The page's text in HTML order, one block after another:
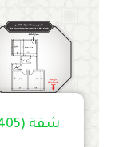
شقة E (405) – مشروع برج الظاهرة